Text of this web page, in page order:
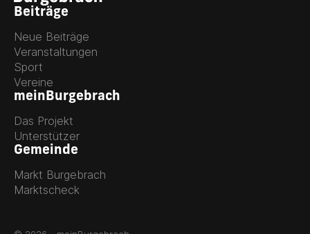
Beiträge
Neue Beiträge
Veranstaltungen
Sport
Vereine
meinBurgebrach
Das Projekt
Unterstützer
Gemeinde
Markt Burgebrach
Marktscheck